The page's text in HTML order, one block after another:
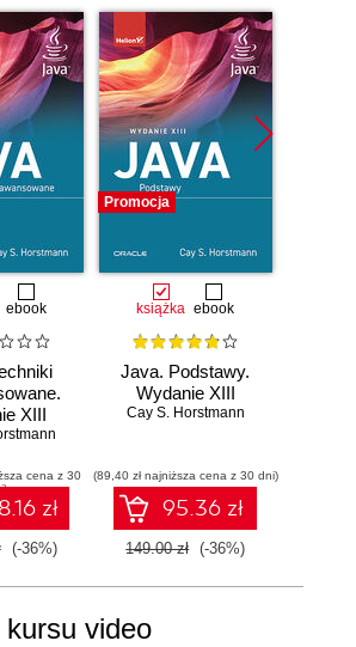
ebook
XIII
cena z 30
zł
(-36%)
Promocja
książka ebook
Java. Podstawy.
Wydanie XIII
Cay S. Horstmann
(89,40 zł najniższa cena z 30 dni)
95.36 zł
149.00 zł (-36%)
video